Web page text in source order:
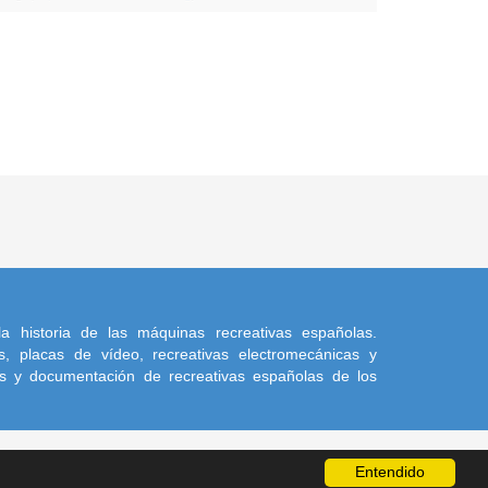
Entendido
historia de las máquinas recreativas españolas.
placas de vídeo, recreativas electromecánicas y
y documentación de recreativas españolas de los